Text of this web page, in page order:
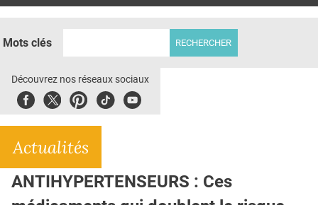
E-REVUE SAD
THÉMA
Mots clés
Découvrez nos réseaux sociaux
FacebookTwitterPinterest
TiktokYoubute
Actualités
ANTIHYPERTENSEURS : Ces